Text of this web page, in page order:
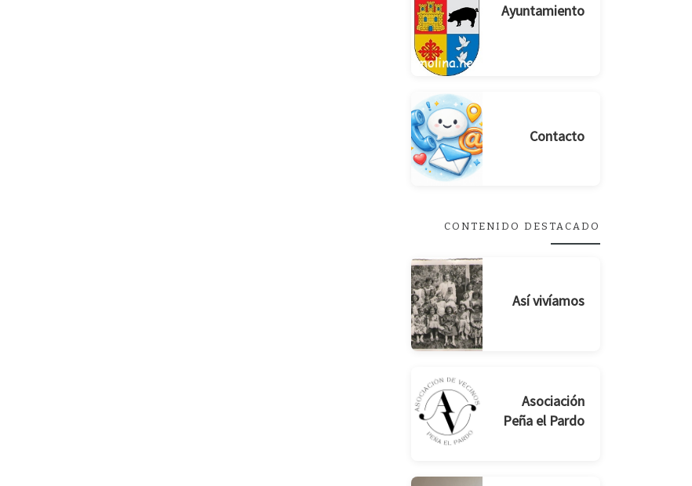
Ayuntamiento
Contacto
CONTENIDO DESTACADO
Así vivíamos
Asociación
Peña el Pardo